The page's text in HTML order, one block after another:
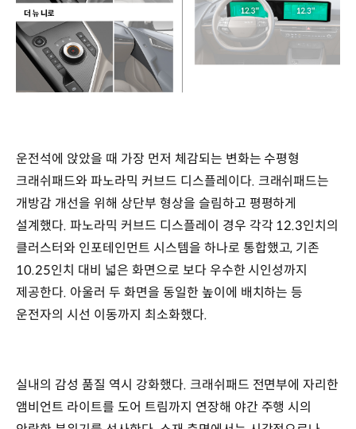
운전석에 앉았을 때 가장 먼저 체감되는 변화는 수평형
크래쉬패드와 파노라믹 커브드 디스플레이다. 크래쉬패드는
개방감 개선을 위해 상단부 형상을 슬림하고 평평하게
설계했다. 파노라믹 커브드 디스플레이 경우 각각 12.3인치의
클러스터와 인포테인먼트 시스템을 하나로 통합했고, 기존
10.25인치 대비 넓은 화면으로 보다 우수한 시인성까지
제공한다. 아울러 두 화면을 동일한 높이에 배치하는 등
운전자의 시선 이동까지 최소화했다.
실내의 감성 품질 역시 강화했다. 크래쉬패드 전면부에 자리한
앰비언트 라이트를 도어 트림까지 연장해 야간 주행 시의